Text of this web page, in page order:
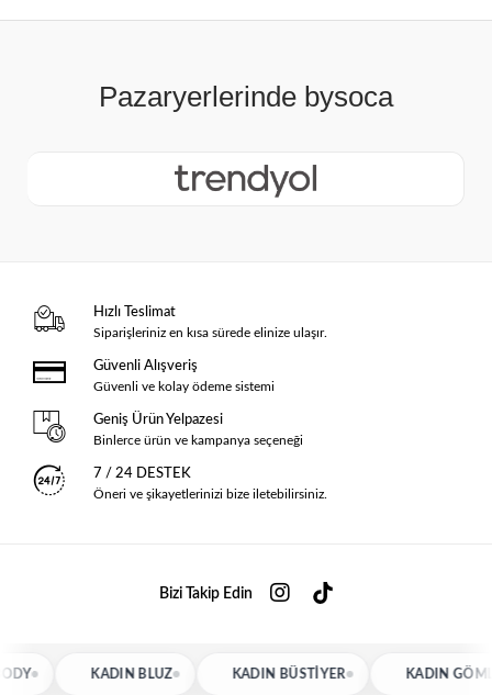
Hızlı Teslimat
Siparişleriniz en kısa sürede elinize ulaşır.
Güvenli Alışveriş
Güvenli ve kolay ödeme sistemi
Geniş Ürün Yelpazesi
Binlerce ürün ve kampanya seçeneği
7 / 24 DESTEK
Öneri ve şikayetlerinizi bize iletebilirsiniz.
Bizi Takip Edin
KADIN BLUZ KADIN BÜSTIYER KADIN GÖMLEK